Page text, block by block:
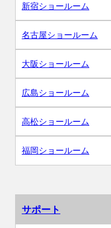
新宿ショールーム
名古屋ショールーム
大阪ショールーム
広島ショールーム
高松ショールーム
福岡ショールーム
サポート